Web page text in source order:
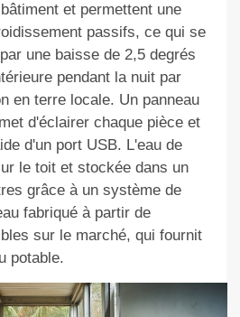
et permettent une
passifs, ce qui se
une baisse de 2,5 degrés
pendant la nuit par
en terre locale. Un panneau
d'éclairer chaque pièce et
d'un port USB. L'eau de
le toit et stockée dans un
grâce à un système de
fabriqué à partir de
sur le marché, qui fournit
potable.